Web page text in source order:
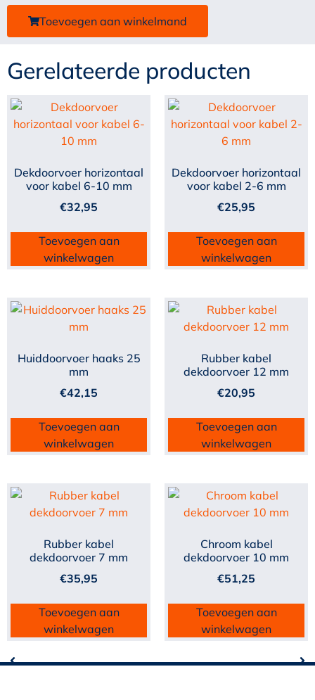
Toevoegen aan winkelmand
Gerelateerde producten
Dekdoorvoer horizontaal
voor kabel 6-10 mm
€32,95
Toevoegen aan
winkelwagen
Dekdoorvoer horizontaal
voor kabel 2-6 mm
€25,95
Toevoegen aan
winkelwagen
Huiddoorvoer haaks 25
mm
€42,15
Toevoegen aan
winkelwagen
Rubber kabel
dekdoorvoer 12 mm
€20,95
Toevoegen aan
winkelwagen
Rubber kabel
dekdoorvoer 7 mm
€35,95
Toevoegen aan
winkelwagen
Chroom kabel
dekdoorvoer 10 mm
€51,25
Toevoegen aan
winkelwagen